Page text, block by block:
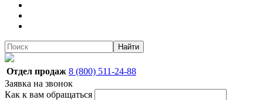
Найти
Отдел продаж 8 (800) 511-24-88
Заявка на звонок
Как к вам обращаться